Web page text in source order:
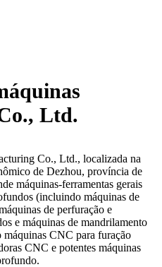
Ltd.
Co., Ltd., localizada na
de Dezhou, província de
máquinas-ferramentas gerais
(incluindo máquinas de
de perfuração e
e máquinas de mandrilamento
CNC para furação
CNC e potentes máquinas